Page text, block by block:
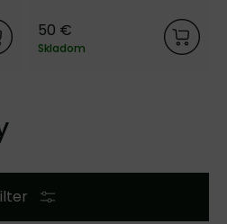
50 €
Skladom